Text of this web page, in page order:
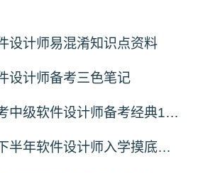
设计师易混淆知识点资料
设计师备考三色笔记
2026下半年软考中级软件设计师备考经典100题
希赛软考2026下半年软件设计师入学摸底测试卷